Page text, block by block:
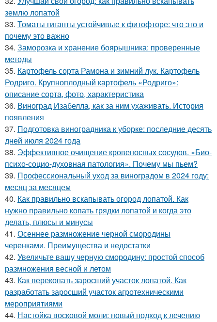
землю лопатой
33. Томаты гиганты устойчивые к фитофторе: что это и
почему это важно
34. Заморозка и хранение боярышника: проверенные
методы
35. Картофель сорта Рамона и зимний лук. Картофель
Родриго. Крупноплодный картофель «Родриго»:
описание сорта, фото, характеристика
36. Виноград Изабелла, как за ним ухаживать. История
появления
37. Подготовка виноградника к уборке: последние десять
дней июля 2024 года
38. Эффективное очищение кровеносных сосудов. «Био-
психо-социо-духовная патология». Почему мы пьем?
39. Профессиональный уход за виноградом в 2024 году:
месяц за месяцем
40. Как правильно вскапывать огород лопатой. Как
нужно правильно копать грядки лопатой и когда это
делать, плюсы и минусы
41. Осеннее размножение черной смородины
черенками. Преимущества и недостатки
42. Увеличьте вашу черную смородину: простой способ
размножения весной и летом
43. Как перекопать заросший участок лопатой. Как
разработать заросший участок агротехническими
мероприятиями
44. Настойка восковой моли: новый подход к лечению